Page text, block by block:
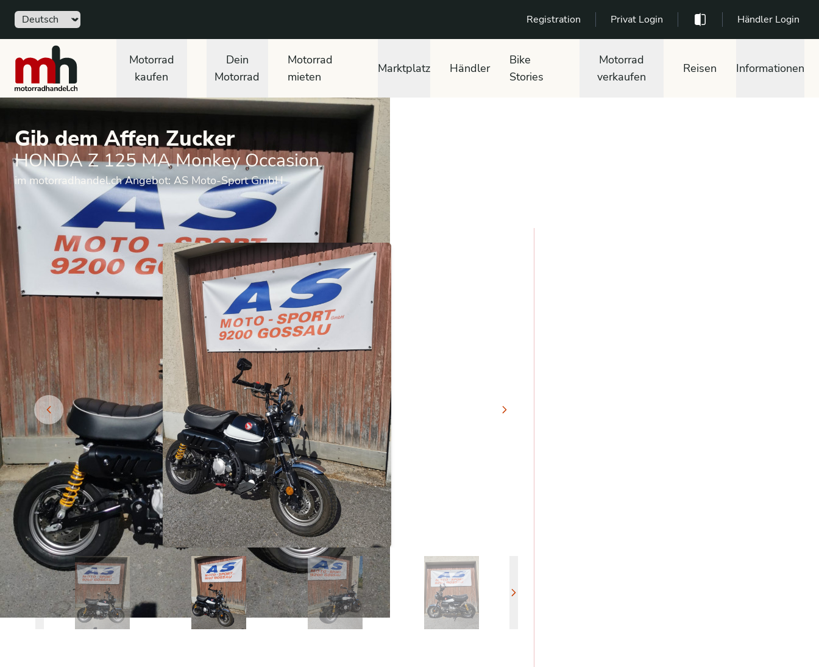
Sprache Registration Privat Login Händler Login
motorradhandel.ch
Motorrad
kaufen
Dein
Motorrad
Motorrad
mieten
Marktplatz Händler
Bike
Stories
Motorrad
verkaufen
Reisen Informationen
Gib dem Affen Zucker
HONDA Z 125 MA Monkey Occasion
im motorradhandel.ch Angebot: AS Moto-Sport GmbH